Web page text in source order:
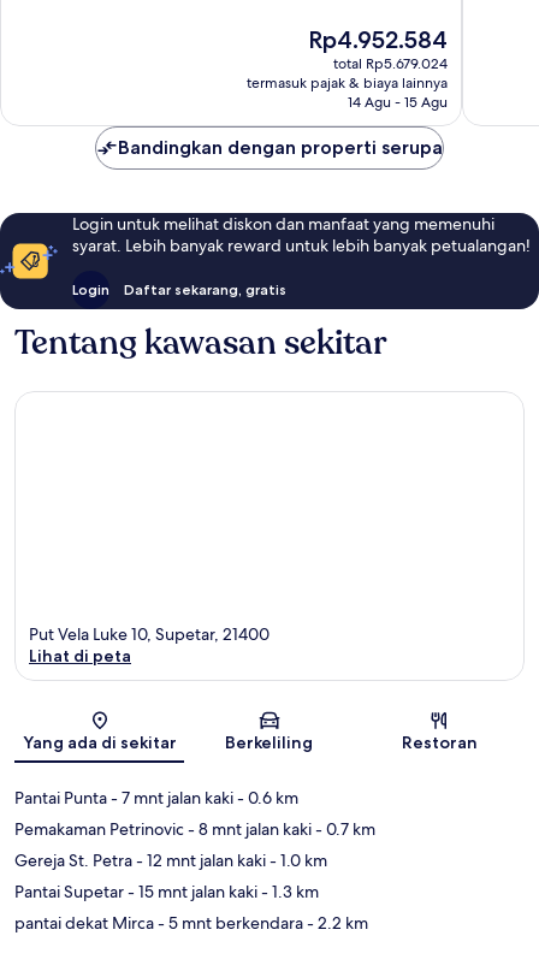
Harga
sekarang
Rp4.952.584
Rp4.952.584
total Rp5.679.024
termasuk pajak & biaya lainnya
14 Agu - 15 Agu
Bandingkan dengan properti serupa
Login untuk melihat diskon dan manfaat yang memenuhi
syarat. Lebih banyak reward untuk lebih banyak petualangan!
Login Daftar sekarang, gratis
Tentang kawasan sekitar
Peta
Put Vela Luke 10, Supetar, 21400
Lihat di peta
Yang ada di sekitar Berkeliling Restoran
Pantai Punta- 7 mnt jalan kaki- 0.6 km
Pemakaman Petrinovic- 8 mnt jalan kaki- 0.7 km
Gereja St. Petra- 12 mnt jalan kaki- 1.0 km
Pantai Supetar- 15 mnt jalan kaki- 1.3 km
pantai dekat Mirca- 5 mnt berkendara- 2.2 km